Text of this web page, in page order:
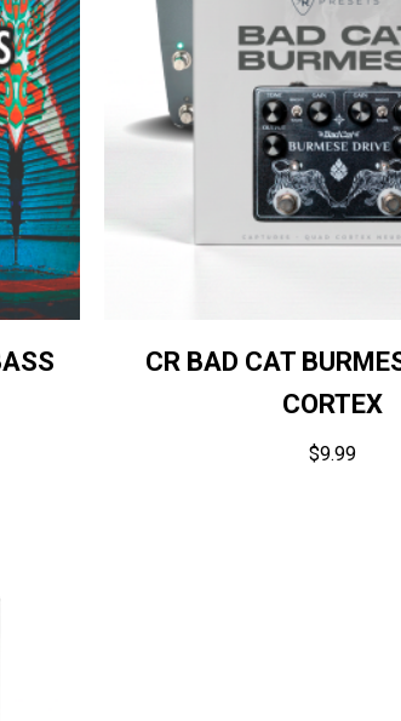
CR BAD CAT
CORTEX
$9.99